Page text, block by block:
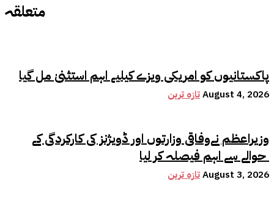
متعلقہ
پاکستانیوں کو امریکی ویزے کیلیے اہم استثنیٰ مل گیا
تازہ ترینAugust 4, 2026
وزیراعظم نےوفاقی وزارتوں اور ڈویژنز کی کارکردگی کے
حوالے سے اہم فیصلہ کر لیا
تازہ ترینAugust 3, 2026